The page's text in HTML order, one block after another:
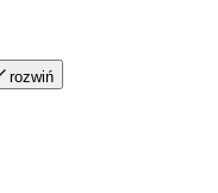
rozwiń